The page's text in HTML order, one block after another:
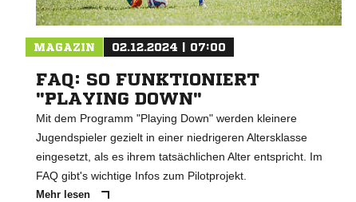
MAGAZIN 02.12.2024 | 07:00
FAQ: SO FUNKTIONIERT
"PLAYING DOWN"
Mit dem Programm "Playing Down" werden kleinere
Jugendspieler gezielt in einer niedrigeren Altersklasse
eingesetzt, als es ihrem tatsächlichen Alter entspricht. Im
FAQ gibt's wichtige Infos zum Pilotprojekt.
Mehr lesen